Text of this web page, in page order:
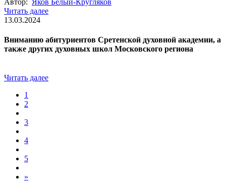
Читать далее
13.03.2024
Вниманию абитуриентов Сретенской духовной академии, а
также других духовных школ Московского региона
Читать далее
1
2
3
4
5
»